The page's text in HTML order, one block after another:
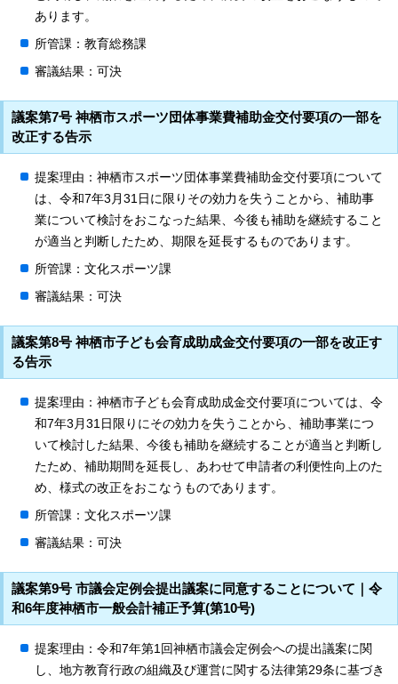
あります。
所管課：教育総務課
審議結果：可決
議案第7号 神栖市スポーツ団体事業費補助金交付要項の一部を
改正する告示
提案理由：神栖市スポーツ団体事業費補助金交付要項について
は、令和7年3月31日に限りその効力を失うことから、補助事
業について検討をおこなった結果、今後も補助を継続すること
が適当と判断したため、期限を延長するものであります。
所管課：文化スポーツ課
審議結果：可決
議案第8号 神栖市子ども会育成助成金交付要項の一部を改正す
る告示
提案理由：神栖市子ども会育成助成金交付要項については、令
和7年3月31日限りにその効力を失うことから、補助事業につ
いて検討した結果、今後も補助を継続することが適当と判断し
たため、補助期間を延長し、あわせて申請者の利便性向上のた
め、様式の改正をおこなうものであります。
所管課：文化スポーツ課
審議結果：可決
議案第9号 市議会定例会提出議案に同意することについて｜令
和6年度神栖市一般会計補正予算(第10号)
提案理由：令和7年第1回神栖市議会定例会への提出議案に関
し、地方教育行政の組織及び運営に関する法律第29条に基づき